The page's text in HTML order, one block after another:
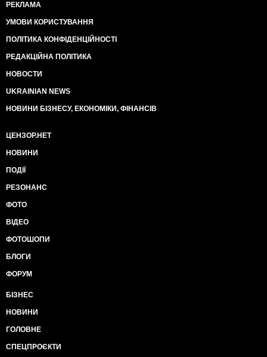
РЕКЛАМА
УМОВИ КОРИСТУВАННЯ
ПОЛІТИКА КОНФІДЕНЦІЙНОСТІ
РЕДАКЦІЙНА ПОЛІТИКА
НОВОСТИ
UKRAINIAN NEWS
НОВИНИ БІЗНЕСУ, ЕКОНОМІКИ, ФІНАНСІВ
ЦЕНЗОР.НЕТ
НОВИНИ
ПОДІЇ
РЕЗОНАНС
ФОТО
ВІДЕО
ФОТОШОПИ
БЛОГИ
ФОРУМ
БІЗНЕС
НОВИНИ
ГОЛОВНЕ
СПЕЦПРОЄКТИ